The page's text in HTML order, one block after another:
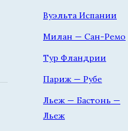
Вуэльта Испании
Милан — Сан-Ремо
Тур Фландрии
Париж — Рубе
Льеж — Бастонь —
Льеж